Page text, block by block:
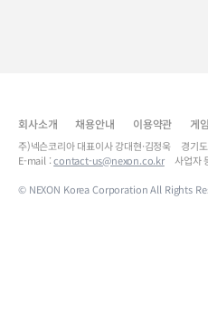
회사소개 채용안내 이용약관 게
주)넥슨코리아 대표이사 강대현·김정욱 경
E-mail :contact-us@nexon.co.kr사업자
© NEXON Korea Corporation All Rights